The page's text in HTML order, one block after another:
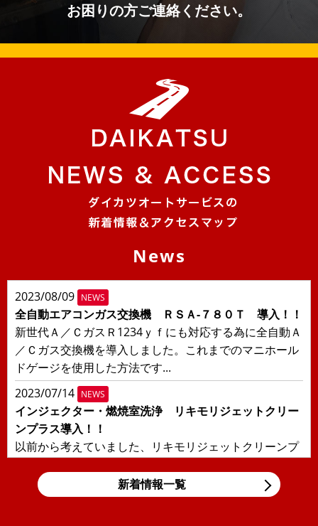
お困りの方ご連絡ください。
News
2023/08/09 NEWS
全自動エアコンガス交換機 ＲＳＡ-７８０Ｔ 導入！！
新世代Ａ／ＣガスＲ1234ｙｆにも対応する為に全自動Ａ
／Ｃガス交換機を導入しました。これまでのマニホール
ドゲージを使用した方法です...
2023/07/14 NEWS
インジェクター・燃焼室洗浄 リキモリジェットクリー
ンプラス導入！！
以前から考えていました、リキモリジェットクリーンプ
多い直噴エンジンの燃焼室汚れ、...
新着情報一覧